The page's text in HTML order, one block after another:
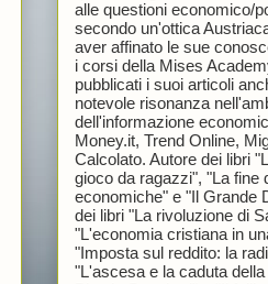
alle questioni economico/
secondo un'ottica
aver affinato le sue
i corsi della Mises
pubblicati i suoi articoli
notevole risonanza
dell'informazione
Money.it, Trend Online,
Calcolato. Autore dei libri
gioco da ragazzi", "La fine
economiche" e "Il Grande
dei libri "La rivoluzione di
"L'economia cristiana in
"Imposta sul reddito: la
"L'ascesa e la caduta